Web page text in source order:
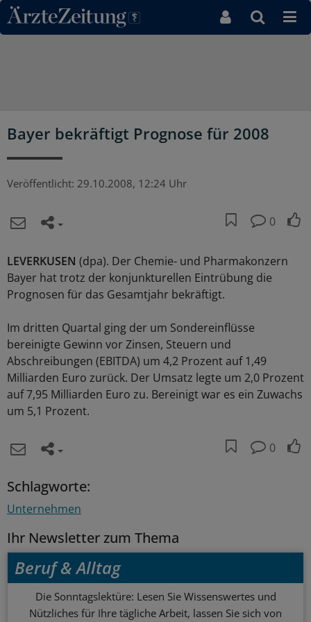
Direkt zum Inhaltsbereich
Bayer bekräftigt Prognose für 2008
Veröffentlicht: 29.10.2008, 12:24 Uhr
0
LEVERKUSEN (dpa). Der Chemie- und Pharmakonzern
Bayer hat trotz der konjunkturellen Eintrübung die
Prognosen für das Gesamtjahr bekräftigt.
Im dritten Quartal ging der um Sondereinflüsse
bereinigte Gewinn vor Zinsen, Steuern und
Abschreibungen (EBITDA) um 4,2 Prozent auf 1,49
Milliarden Euro zurück. Der Umsatz legte um 2,0 Prozent
auf 7,95 Milliarden Euro zu. Bereinigt war es ein Zuwachs
um 5,1 Prozent.
0
Schlagworte:
Unternehmen
Ihr Newsletter zum Thema
Beruf & Alltag
Die Sonntagslektüre: Lesen Sie Wissenswertes und
Nützliches für Ihre tägliche Arbeit, lassen Sie sich von